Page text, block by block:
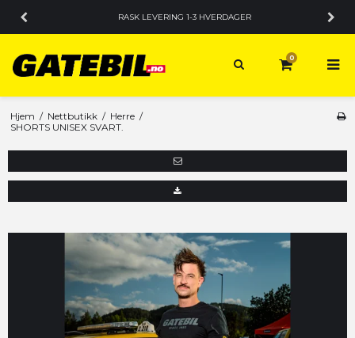
RASK LEVERING 1-3 HVERDAGER
0
Hjem / Nettbutikk / Herre /
SHORTS UNISEX SVART.